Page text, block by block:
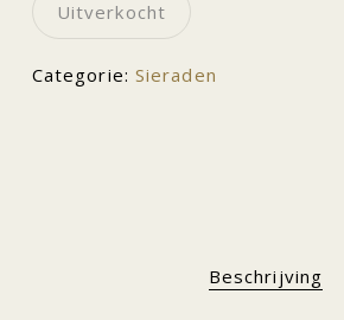
Uitverkocht
Categorie: Sieraden
Beschrijving